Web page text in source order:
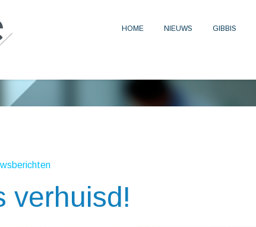
HOME NIEUWS GIBBIS
verhuisd!